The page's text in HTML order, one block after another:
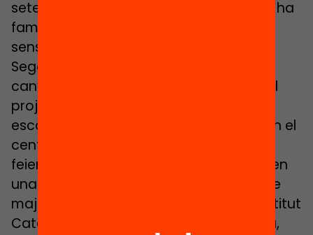
setembre passat ja no ha estat així. «Hi ha
famílies de Sabadell que s’han quedat
sense plaça».
Segons el seu parer, la clau d’aquesta
canvi rau, en part, en la projecció que el
projecte Magnet ha donat a la petita
escola. «Ha calat en l’inconscient que en el
centre situat al costat del Parc Taulí es
feien les coses tan bé que fins i tot tenien
una relació especial amb la institució de
major prestigi científic de Sabadell, l’Institut
Català de Paleontologia». Després hi ha,